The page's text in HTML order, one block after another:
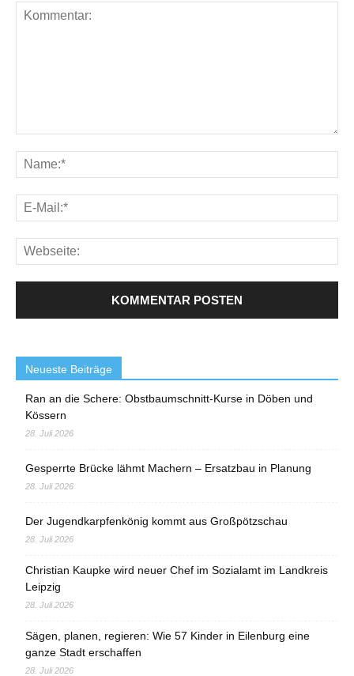
Neueste Beiträge
Ran an die Schere: Obstbaumschnitt-Kurse in Döben und
Kössern
28. Juli 2026
Gesperrte Brücke lähmt Machern – Ersatzbau in Planung
28. Juli 2026
Der Jugendkarpfenkönig kommt aus Großpötzschau
28. Juli 2026
Christian Kaupke wird neuer Chef im Sozialamt im Landkreis
Leipzig
28. Juli 2026
Sägen, planen, regieren: Wie 57 Kinder in Eilenburg eine
ganze Stadt erschaffen
28. Juli 2026